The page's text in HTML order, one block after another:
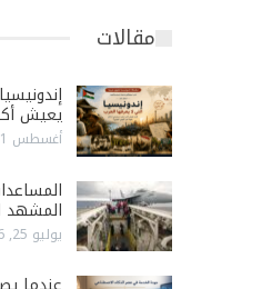
مقالات
يعيش
أغسطس 1, 2026
المشهد
يوليو 25, 2026